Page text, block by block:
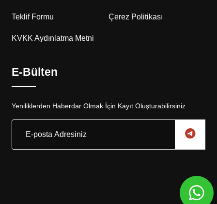
Teklif Formu Çerez Politikası
KVKK Aydınlatma Metni
E-Bülten
Yeniliklerden Haberdar Olmak İçin Kayıt Oluşturabilirsiniz